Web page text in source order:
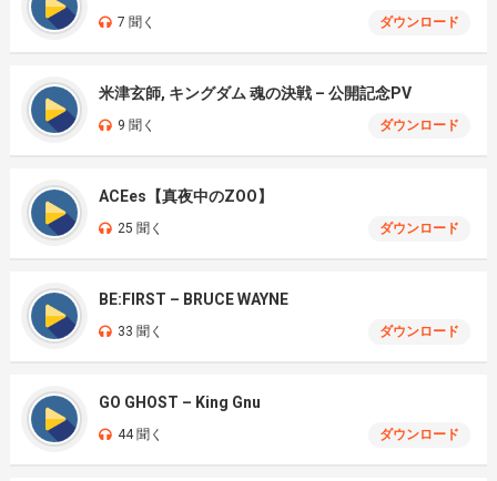
7 聞く ダウンロード
米津玄師, キングダム 魂の決戦 – 公開記念PV
9 聞く ダウンロード
ACEes【真夜中のZOO】
25 聞く ダウンロード
BE:FIRST – BRUCE WAYNE
33 聞く ダウンロード
GO GHOST – King Gnu
44 聞く ダウンロード